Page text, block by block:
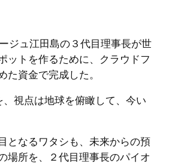
ジュ江田島の３代目理事長が世
ットを作るために、クラウドフ
た資金で完成した。
、視点は地球を俯瞰して、今い
となるワタシも、未来からの預
場所を、２代目理事長のパイオ